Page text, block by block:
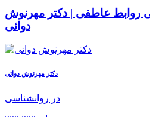
روابط عاطفی | دکتر مهرنوش
دوائی
دکتر مهرنوش دوائی
در روانشناسی